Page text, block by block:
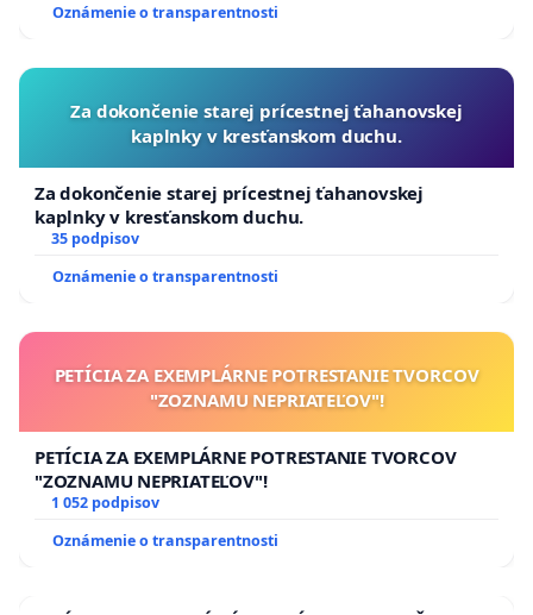
Oznámenie o transparentnosti
Za dokončenie starej prícestnej ťahanovskej
kaplnky v kresťanskom duchu.
Za dokončenie starej prícestnej ťahanovskej
kaplnky v kresťanskom duchu.
35 podpisov
Oznámenie o transparentnosti
PETÍCIA ZA EXEMPLÁRNE POTRESTANIE TVORCOV
"ZOZNAMU NEPRIATEĽOV"!
PETÍCIA ZA EXEMPLÁRNE POTRESTANIE TVORCOV
"ZOZNAMU NEPRIATEĽOV"!
1 052 podpisov
Oznámenie o transparentnosti